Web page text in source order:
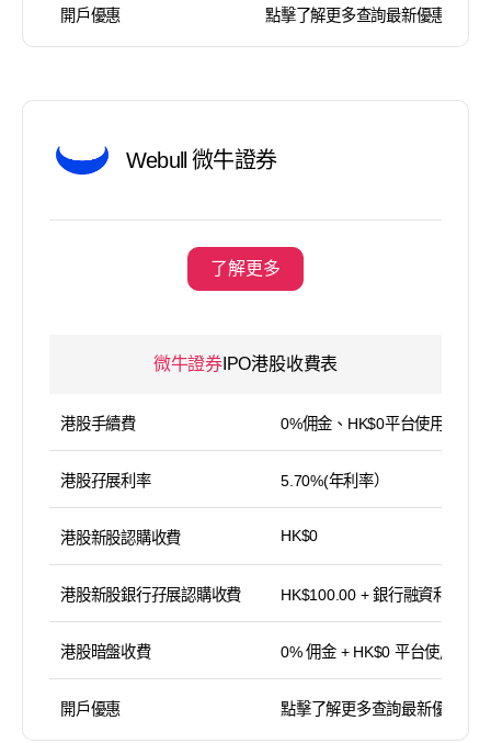
開戶優惠 點擊了解更多查詢最新優惠
Webull 微牛證券
了解更多
微牛證券IPO港股收費表
港股手續費 0%佣金、HK$0平台使用費
港股孖展利率 5.70%(年利率）
港股新股認購收費 HK$0
港股新股銀行孖展認購收費 HK$100.00 + 銀行融資利息
港股暗盤收費 0% 佣金 + HK$0 平台使用費
開戶優惠 點擊了解更多查詢最新優惠